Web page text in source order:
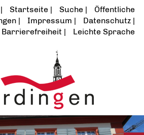
Startseite Suche
Öffentliche
Impressum
Datenschutz
Barrierefreiheit
Leichte Sprache